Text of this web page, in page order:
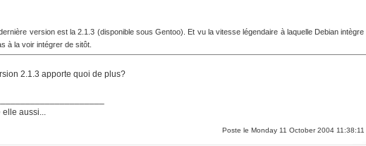
version est la 2.1.3 (disponible sous Gentoo). Et vu la vitesse légendaire à laquelle Debian intègre
à la voir intégrer de sitôt.
2.1.3 apporte quoi de plus?
elle aussi...
Poste le Monday 11 October 2004 11:38:11